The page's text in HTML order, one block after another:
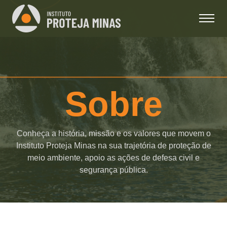
Sobre
Conheça a história, missão e os valores que movem o
Instituto Proteja Minas na sua trajetória de proteção de
meio ambiente, apoio as ações de defesa civil e
segurança pública.